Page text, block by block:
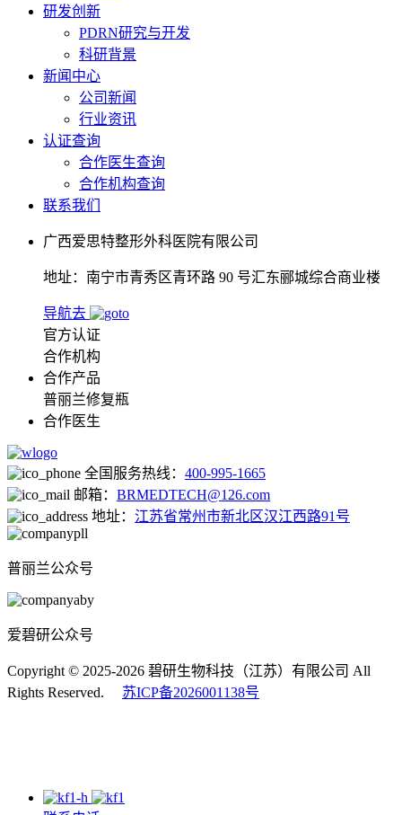
研发创新
PDRN研究与开发
科研背景
新闻中心
公司新闻
行业资讯
认证查询
合作医生查询
合作机构查询
联系我们
广西爱思特整形外科医院有限公司
地址：南宁市青秀区青环路 90 号汇东郦城综合商业楼
导航去
官方认证
合作机构
合作产品
普丽兰修复瓶
合作医生
全国服务热线： 400-995-1665
邮箱： BRMEDTECH@126.com
地址： 江苏省常州市新北区汉江西路91号
普丽兰公众号
爱碧研公众号
Copyright © 2025-2026 碧研生物科技（江苏）有限公司 All
Rights Reserved. 苏ICP备2026001138号